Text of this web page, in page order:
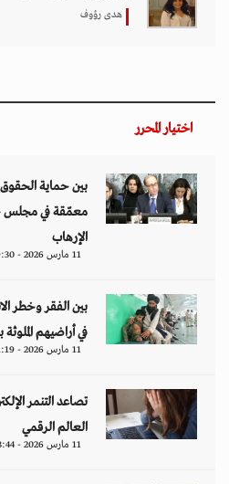
هدى رؤوف
اختيار المحرر
بين حماية الحقوق
معمّقة في مجلس
الإرهاب
11 مارس 2026 - 09:30
بين الفقر وخطر
في أراضيهم الملوثة
11 مارس 2026 - 11:19
تصاعد التنمر
العالم الرقمي
11 مارس 2026 - 13:44